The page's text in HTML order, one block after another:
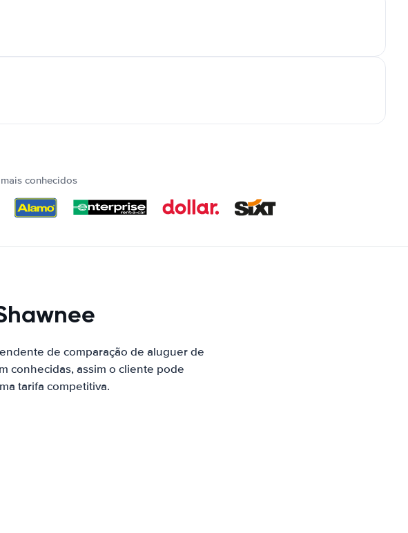
conhecidos
de comparação de aluguer de
conhecidas, assim o cliente pode
tarifa competitiva.